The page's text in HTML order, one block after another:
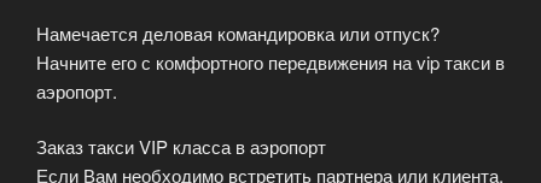
Намечается деловая командировка или отпуск?
Начните его с комфортного передвижения на vip такси в
аэропорт.
Заказ такси VIP класса в аэропорт
Если Вам необходимо встретить партнера или клиента,